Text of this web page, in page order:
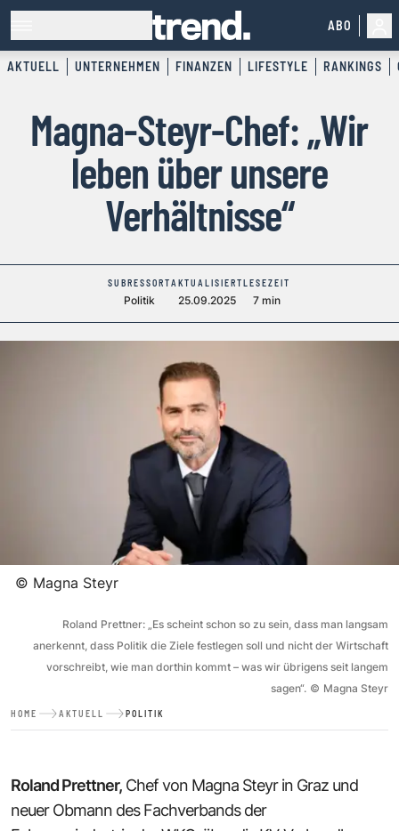
ABO
AKTUELL UNTERNEHMEN FINANZEN LIFESTYLE RANKINGS
Magna-Steyr-Chef: „Wir
leben über unsere
Verhältnisse“
SUBRESSORT
Politik
AKTUALISIERT
25.09.2025
LESEZEIT
7 min
© Magna Steyr
Roland Prettner: „Es scheint schon so zu sein, dass man langsam
anerkennt, dass Politik die Ziele festlegen soll und nicht der Wirtschaft
vorschreibt, wie man dorthin kommt – was wir übrigens seit langem
sagen“. © Magna Steyr
HOME AKTUELL POLITIK
Roland Prettner, Chef von Magna Steyr in Graz und
neuer Obmann des Fachverbands der